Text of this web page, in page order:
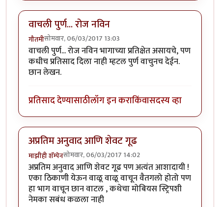
वाचली पुर्ण... रोज नविन
गौतमीसोमवार, 06/03/2017 13:03
वाचली पुर्ण... रोज नविन भागाच्या प्रतिक्षेत असायचे, पण
कधीच प्रतिसाद दिला नाही म्हटल पुर्ण वाचुनच देईन.
छान लेखन.
प्रतिसाद देण्यासाठीलॉग इन कराकिंवासदस्य व्हा
अप्रतिम अनुवाद आणि शेवट गूढ
माझीही शॅम्पेनसोमवार, 06/03/2017 14:02
अप्रतिम अनुवाद आणि शेवट गूढ पण अत्यंत आशादायी !
एका ठिकाणी येऊन वाळू वाळू वाचून वैतगलो होतो पण
हा भाग वाचून छान वाटल , कथेचा मोबियस स्ट्रिपशी
नेमका सबंध कळला नाही